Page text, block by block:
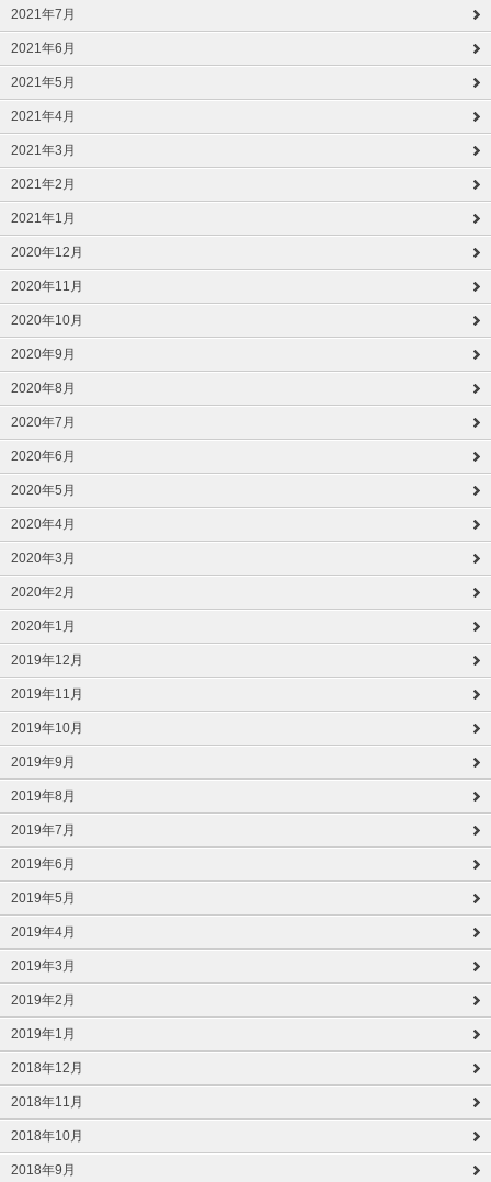
2021年7月
2021年6月
2021年5月
2021年4月
2021年3月
2021年2月
2021年1月
2020年12月
2020年11月
2020年10月
2020年9月
2020年8月
2020年7月
2020年6月
2020年5月
2020年4月
2020年3月
2020年2月
2020年1月
2019年12月
2019年11月
2019年10月
2019年9月
2019年8月
2019年7月
2019年6月
2019年5月
2019年4月
2019年3月
2019年2月
2019年1月
2018年12月
2018年11月
2018年10月
2018年9月